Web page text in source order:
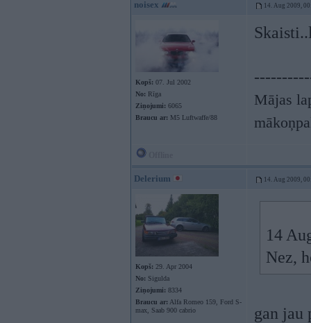
noisex 14. Aug 2009,
Kopš: 07. Jul 2002
No: Rīga
Ziņojumi: 6065
Braucu ar: M5 Luftwaffe/88
Mājas
Delerium 14. Aug 2009,
Kopš: 29. Apr 2004
No: Sigulda
Ziņojumi: 8334
Braucu ar: Alfa Romeo 159, Ford S-
max, Saab 900 cabrio
14
Nez,
gan jau